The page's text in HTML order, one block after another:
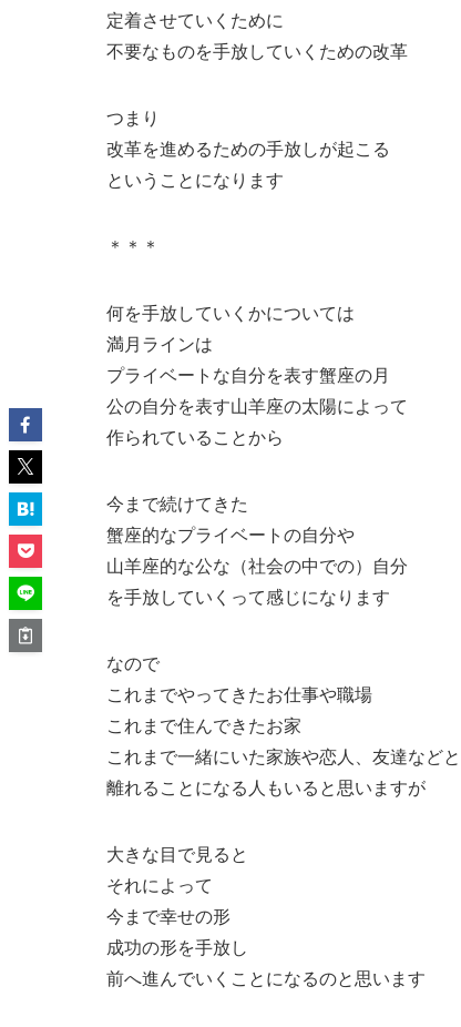
定着させていくために
不要なものを手放していくための改革
つまり
改革を進めるための手放しが起こる
ということになります
＊＊＊
何を手放していくかについては
満月ラインは
プライベートな自分を表す蟹座の月
公の自分を表す山羊座の太陽によって
作られていることから
今まで続けてきた
蟹座的なプライベートの自分や
山羊座的な公な（社会の中での）自分
を手放していくって感じになります
なので
これまでやってきたお仕事や職場
これまで住んできたお家
これまで一緒にいた家族や恋人、友達などと
離れることになる人もいると思いますが
大きな目で見ると
それによって
今まで幸せの形
成功の形を手放し
前へ進んでいくことになるのと思います